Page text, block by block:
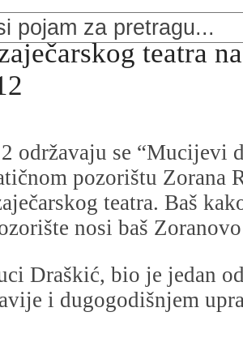
teatra
održavaju se “Mucijevi
pozorištu Zorana
teatra. Baš
nosi baš
Draškić, bio je jedan
i dugogodišnjem